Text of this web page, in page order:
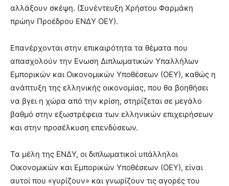
αλλάξουν σκέψη. (Συνέντευξη Χρήστου Φαρμάκη
πρώην Προέδρου ΕΝΔΥ ΟΕΥ).
Επανέρχονται στην επικαιρότητα τα θέματα που
απασχολούν την Eνωση Διπλωματικών Υπαλλήλων
Εμπορικών και Οικονομικών Υποθέσεων (ΟΕΥ), καθώς η
ανάπτυξη της ελληνικής οικονομίας, που θα βοηθήσει
να βγει η χώρα από την κρίση, στηρίζεται σε μεγάλο
βαθμό στην εξωστρέφεια των ελληνικών επιχειρήσεων
και στην προσέλκυση επενδύσεων.
Τα μέλη της ΕΝΔΥ, οι διπλωματικοί υπάλληλοι
Οικονομικών και Εμπορικών Υποθέσεων (ΟΕΥ), είναι
αυτοί που «γυρίζουν» και γνωρίζουν τις αγορές του